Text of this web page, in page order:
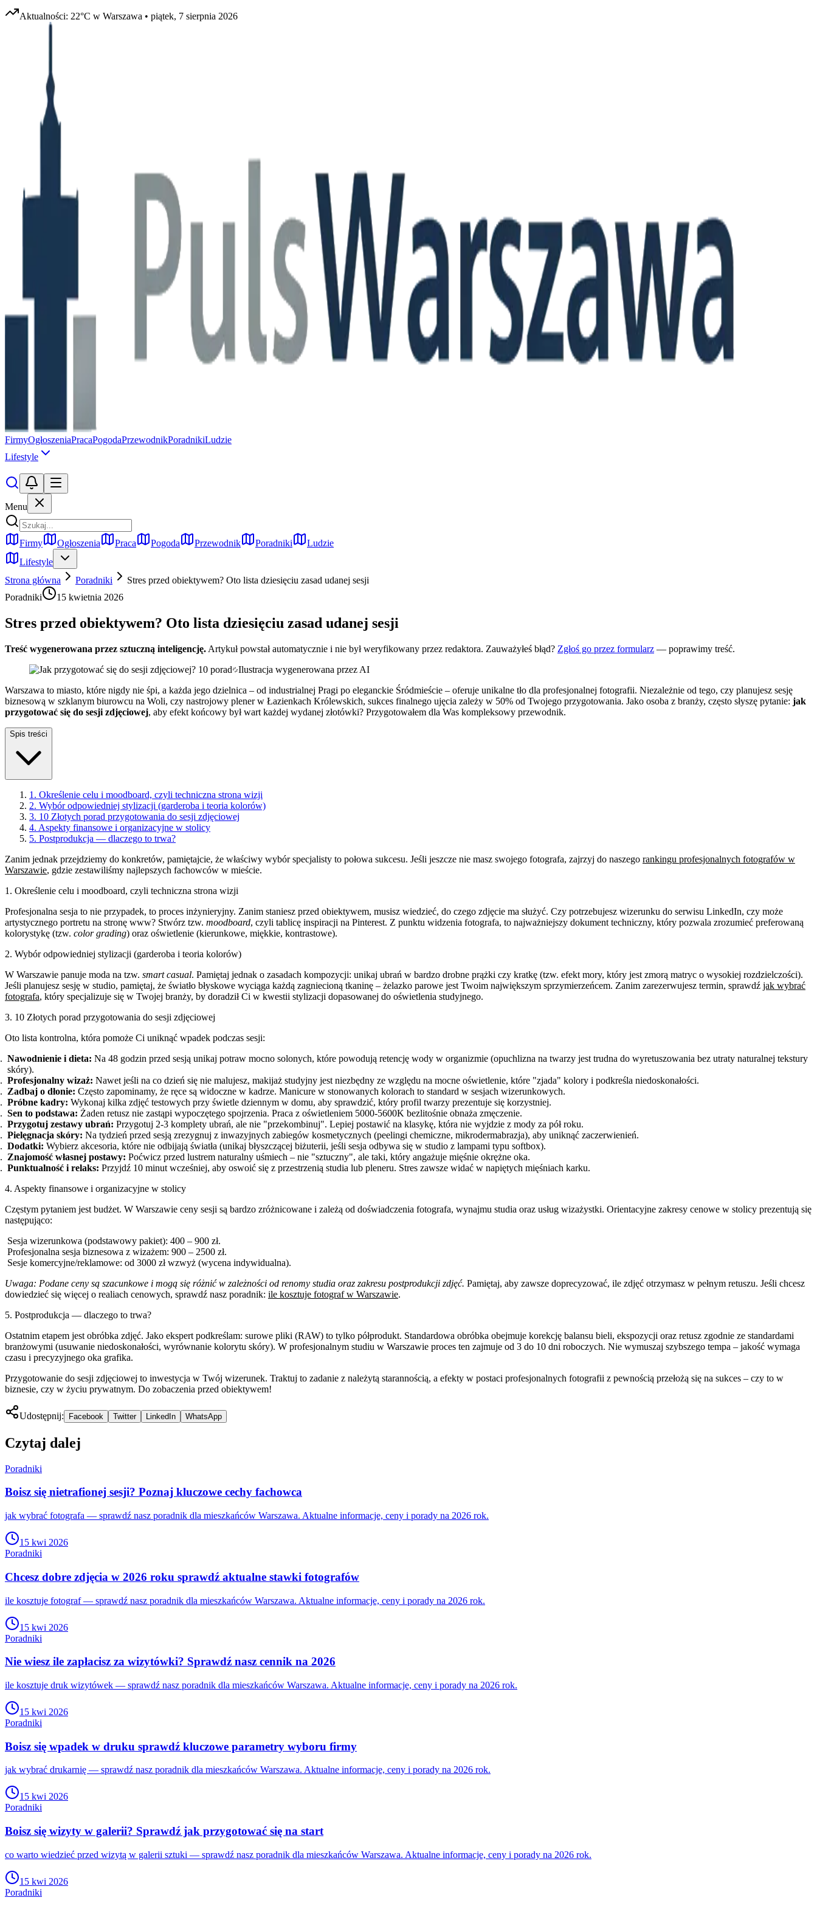
Aktualności: 22°C w Warszawa • piątek, 7 sierpnia 2026
FirmyOgłoszeniaPracaPogodaPrzewodnikPoradnikiLudzie
Lifestyle
Menu
Firmy Ogłoszenia Praca Pogoda Przewodnik Poradniki
Ludzie
Lifestyle
Strona główna
Poradniki
Stres przed obiektywem? Oto lista dziesięciu zasad udanej sesji
Poradniki
15 kwietnia 2026
Stres przed obiektywem? Oto lista dziesięciu zasad udanej sesji
Treść wygenerowana przez sztuczną inteligencję. Artykuł powstał automatycznie i nie był weryfikowany przez redaktora. Zauważyłeś błąd? Zgłoś go przez formularz — poprawimy treść.
Ilustracja wygenerowana przez AI
Warszawa to miasto, które nigdy nie śpi, a każda jego dzielnica – od industrialnej Pragi po eleganckie Śródmieście – oferuje unikalne tło dla profesjonalnej fotografii. Niezależnie od tego, czy planujesz sesję
biznesową w szklanym biurowcu na Woli, czy nastrojowy plener w Łazienkach Królewskich, sukces finalnego ujęcia zależy w 50% od Twojego przygotowania. Jako osoba z branży, często słyszę pytanie: jak
przygotować się do sesji zdjęciowej, aby efekt końcowy był wart każdej wydanej złotówki? Przygotowałem dla Was kompleksowy przewodnik.
Spis treści
1. Określenie celu i moodboard, czyli techniczna strona wizji
2. Wybór odpowiedniej stylizacji (garderoba i teoria kolorów)
3. 10 Złotych porad przygotowania do sesji zdjęciowej
4. Aspekty finansowe i organizacyjne w stolicy
5. Postprodukcja — dlaczego to trwa?
Zanim jednak przejdziemy do konkretów, pamiętajcie, że właściwy wybór specjalisty to połowa sukcesu. Jeśli jeszcze nie masz swojego fotografa, zajrzyj do naszego rankingu profesjonalnych fotografów w
Warszawie, gdzie zestawiliśmy najlepszych fachowców w mieście.
1. Określenie celu i moodboard, czyli techniczna strona wizji
Profesjonalna sesja to nie przypadek, to proces inżynieryjny. Zanim staniesz przed obiektywem, musisz wiedzieć, do czego zdjęcie ma służyć. Czy potrzebujesz wizerunku do serwisu LinkedIn, czy może
artystycznego portretu na stronę www? Stwórz tzw. moodboard, czyli tablicę inspiracji na Pinterest. Z punktu widzenia fotografa, to najważniejszy dokument techniczny, który pozwala zrozumieć preferowaną
kolorystykę (tzw. color grading) oraz oświetlenie (kierunkowe, miękkie, kontrastowe).
2. Wybór odpowiedniej stylizacji (garderoba i teoria kolorów)
W Warszawie panuje moda na tzw. smart casual. Pamiętaj jednak o zasadach kompozycji: unikaj ubrań w bardzo drobne prążki czy kratkę (tzw. efekt mory, który jest zmorą matryc o wysokiej rozdzielczości).
Jeśli planujesz sesję w studio, pamiętaj, że światło błyskowe wyciąga każdą zagniecioną tkaninę – żelazko parowe jest Twoim największym sprzymierzeńcem. Zanim zarezerwujesz termin, sprawdź jak wybrać
fotografa, który specjalizuje się w Twojej branży, by doradził Ci w kwestii stylizacji dopasowanej do oświetlenia studyjnego.
3. 10 Złotych porad przygotowania do sesji zdjęciowej
Oto lista kontrolna, która pomoże Ci uniknąć wpadek podczas sesji:
Nawodnienie i dieta: Na 48 godzin przed sesją unikaj potraw mocno solonych, które powodują retencję wody w organizmie (opuchlizna na twarzy jest trudna do wyretuszowania bez utraty naturalnej tekstury
skóry).
Profesjonalny wizaż: Nawet jeśli na co dzień się nie malujesz, makijaż studyjny jest niezbędny ze względu na mocne oświetlenie, które "zjada" kolory i podkreśla niedoskonałości.
Zadbaj o dłonie: Często zapominamy, że ręce są widoczne w kadrze. Manicure w stonowanych kolorach to standard w sesjach wizerunkowych.
Próbne kadry: Wykonaj kilka zdjęć testowych przy świetle dziennym w domu, aby sprawdzić, który profil twarzy prezentuje się korzystniej.
Sen to podstawa: Żaden retusz nie zastąpi wypoczętego spojrzenia. Praca z oświetleniem 5000-5600K bezlitośnie obnaża zmęczenie.
Przygotuj zestawy ubrań: Przygotuj 2-3 komplety ubrań, ale nie "przekombinuj". Lepiej postawić na klasykę, która nie wyjdzie z mody za pół roku.
Pielęgnacja skóry: Na tydzień przed sesją zrezygnuj z inwazyjnych zabiegów kosmetycznych (peelingi chemiczne, mikrodermabrazja), aby uniknąć zaczerwienień.
Dodatki: Wybierz akcesoria, które nie odbijają światła (unikaj błyszczącej biżuterii, jeśli sesja odbywa się w studio z lampami typu softbox).
Znajomość własnej postawy: Poćwicz przed lustrem naturalny uśmiech – nie "sztuczny", ale taki, który angażuje mięśnie okrężne oka.
Punktualność i relaks: Przyjdź 10 minut wcześniej, aby oswoić się z przestrzenią studia lub pleneru. Stres zawsze widać w napiętych mięśniach karku.
4. Aspekty finansowe i organizacyjne w stolicy
Częstym pytaniem jest budżet. W Warszawie ceny sesji są bardzo zróżnicowane i zależą od doświadczenia fotografa, wynajmu studia oraz usług wizażystki. Orientacyjne zakresy cenowe w stolicy prezentują się
następująco:
Sesja wizerunkowa (podstawowy pakiet): 400 – 900 zł.
Profesjonalna sesja biznesowa z wizażem: 900 – 2500 zł.
Sesje komercyjne/reklamowe: od 3000 zł wzwyż (wycena indywidualna).
Uwaga: Podane ceny są szacunkowe i mogą się różnić w zależności od renomy studia oraz zakresu postprodukcji zdjęć. Pamiętaj, aby zawsze doprecyzować, ile zdjęć otrzymasz w pełnym retuszu. Jeśli chcesz
dowiedzieć się więcej o realiach cenowych, sprawdź nasz poradnik: ile kosztuje fotograf w Warszawie.
5. Postprodukcja — dlaczego to trwa?
Ostatnim etapem jest obróbka zdjęć. Jako ekspert podkreślam: surowe pliki (RAW) to tylko półprodukt. Standardowa obróbka obejmuje korekcję balansu bieli, ekspozycji oraz retusz zgodnie ze standardami
branżowymi (usuwanie niedoskonałości, wyrównanie kolorytu skóry). W profesjonalnym studiu w Warszawie proces ten zajmuje od 3 do 10 dni roboczych. Nie wymuszaj szybszego tempa – jakość wymaga
czasu i precyzyjnego oka grafika.
Przygotowanie do sesji zdjęciowej to inwestycja w Twój wizerunek. Traktuj to zadanie z należytą starannością, a efekty w postaci profesjonalnych fotografii z pewnością przełożą się na sukces – czy to w
biznesie, czy w życiu prywatnym. Do zobaczenia przed obiektywem!
Udostępnij: Facebook Twitter LinkedIn WhatsApp
Czytaj dalej
Poradniki
Boisz się nietrafionej sesji? Poznaj kluczowe cechy fachowca
jak wybrać fotografa — sprawdź nasz poradnik dla mieszkańców Warszawa. Aktualne informacje, ceny i porady na 2026 rok.
15 kwi 2026
Poradniki
Chcesz dobre zdjęcia w 2026 roku sprawdź aktualne stawki fotografów
ile kosztuje fotograf — sprawdź nasz poradnik dla mieszkańców Warszawa. Aktualne informacje, ceny i porady na 2026 rok.
15 kwi 2026
Poradniki
Nie wiesz ile zapłacisz za wizytówki? Sprawdź nasz cennik na 2026
ile kosztuje druk wizytówek — sprawdź nasz poradnik dla mieszkańców Warszawa. Aktualne informacje, ceny i porady na 2026 rok.
15 kwi 2026
Poradniki
Boisz się wpadek w druku sprawdź kluczowe parametry wyboru firmy
jak wybrać drukarnię — sprawdź nasz poradnik dla mieszkańców Warszawa. Aktualne informacje, ceny i porady na 2026 rok.
15 kwi 2026
Poradniki
Boisz się wizyty w galerii? Sprawdź jak przygotować się na start
co warto wiedzieć przed wizytą w galerii sztuki — sprawdź nasz poradnik dla mieszkańców Warszawa. Aktualne informacje, ceny i porady na 2026 rok.
15 kwi 2026
Poradniki